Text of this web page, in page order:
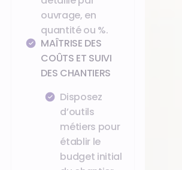
ouvrage, en
quantité ou %.
MAÎTRISE DES
COÛTS ET SUIVI
DES CHANTIERS
Disposez
d’outils
métiers pour
établir le
budget initial